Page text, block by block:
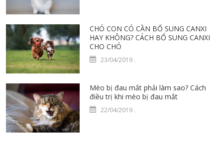
CHÓ CON CÓ CẦN BỔ SUNG CANXI
HAY KHÔNG? CÁCH BỔ SUNG CANXI
CHO CHÓ
23/04/2019 .
Mèo bị đau mắt phải làm sao? Cách
điều trị khi mèo bị đau mắt
22/04/2019 .